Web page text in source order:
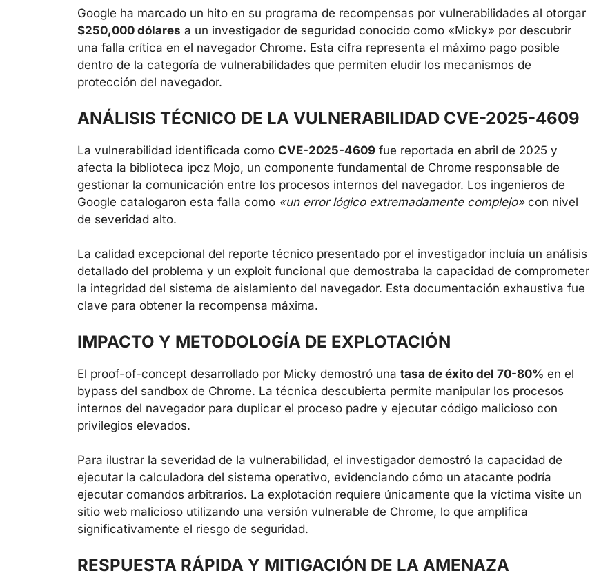
Google ha marcado un hito en su programa de recompensas por vulnerabilidades al otorgar
$250,000 dólares a un investigador de seguridad conocido como «Micky» por descubrir
una falla crítica en el navegador Chrome. Esta cifra representa el máximo pago posible
dentro de la categoría de vulnerabilidades que permiten eludir los mecanismos de
protección del navegador.
ANÁLISIS TÉCNICO DE LA VULNERABILIDAD CVE-2025-4609
La vulnerabilidad identificada como CVE-2025-4609 fue reportada en abril de 2025 y
afecta la biblioteca ipcz Mojo, un componente fundamental de Chrome responsable de
gestionar la comunicación entre los procesos internos del navegador. Los ingenieros de
Google catalogaron esta falla como «un error lógico extremadamente complejo»con nivel
de severidad alto.
La calidad excepcional del reporte técnico presentado por el investigador incluía un análisis
detallado del problema y un exploit funcional que demostraba la capacidad de comprometer
la integridad del sistema de aislamiento del navegador. Esta documentación exhaustiva fue
clave para obtener la recompensa máxima.
IMPACTO Y METODOLOGÍA DE EXPLOTACIÓN
El proof-of-concept desarrollado por Micky demostró una tasa de éxito del 70-80% en el
bypass del sandbox de Chrome. La técnica descubierta permite manipular los procesos
internos del navegador para duplicar el proceso padre y ejecutar código malicioso con
privilegios elevados.
Para ilustrar la severidad de la vulnerabilidad, el investigador demostró la capacidad de
ejecutar la calculadora del sistema operativo, evidenciando cómo un atacante podría
ejecutar comandos arbitrarios. La explotación requiere únicamente que la víctima visite un
sitio web malicioso utilizando una versión vulnerable de Chrome, lo que amplifica
significativamente el riesgo de seguridad.
RESPUESTA RÁPIDA Y MITIGACIÓN DE LA AMENAZA